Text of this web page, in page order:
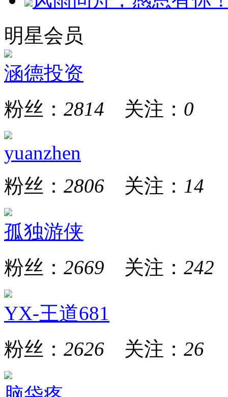
明星会员
涵德投资
粉丝： 2814 关注： 0
yuanzhen
粉丝： 2806 关注： 14
孤独游侠
粉丝： 2669 关注： 242
YX-王道681
粉丝： 2626 关注： 26